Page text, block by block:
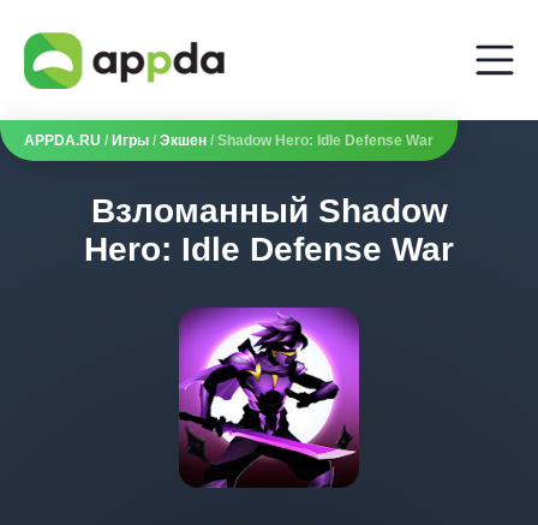
APPDA.RU / Игры / Экшен / Shadow Hero: Idle Defense War
Взломанный Shadow
Hero: Idle Defense War